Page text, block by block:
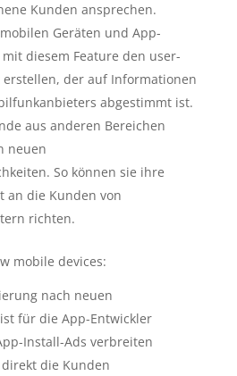
Kunden ansprechen.
Geräten und App-
diesem Feature den user-
der auf Informationen
abgestimmt ist.
aus anderen Bereichen
neuen
So können sie ihre
an die Kunden von
richten.
mobile devices:
nach neuen
für die App-Entwickler
Install-Ads verbreiten
die Kunden